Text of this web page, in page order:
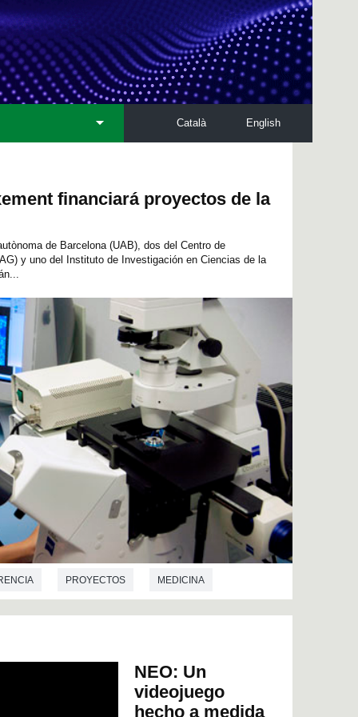
English
Català
financiará proyectos de la
de Barcelona (UAB), dos del Centro de
y uno del Instituto de Investigación en Ciencias de la
PROYECTOS MEDICINA
INGENIERÍA ELECTRÓNICA
NEO: Un
videojuego
hecho a medida